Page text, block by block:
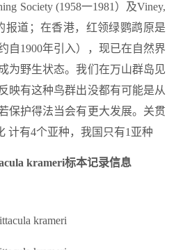
Society (1958一1981）及Viney,
报道；在香港，红领绿鹦鹉原是
自1900年引入），现已在自然界
为野生状态。我们在万山群岛见
映有这种鸟群出没都有可能是从
保护得法当会有更大发展。关贯
计有4个亚种，我国只有1亚种
krameri标本记录信息